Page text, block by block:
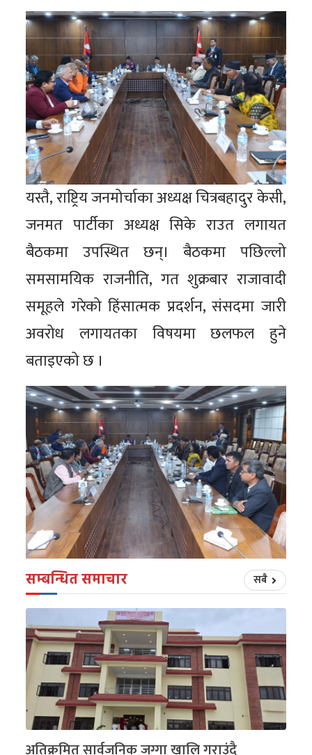
यस्तै, राष्ट्रिय जनमोर्चाका अध्यक्ष चित्रबहादुर केसी,
जनमत पार्टीका अध्यक्ष सिके राउत लगायत
बैठकमा उपस्थित छन्। बैठकमा पछिल्लो
समसामयिक राजनीति, गत शुक्रबार राजावादी
समूहले गरेको हिंसात्मक प्रदर्शन, संसदमा जारी
अवरोध लगायतका विषयमा छलफल हुने
बताइएको छ ।
सम्बन्धित समाचार सबै